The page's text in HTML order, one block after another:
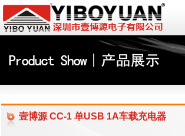
壹博源 CC-1 单USB 1A车载充电器